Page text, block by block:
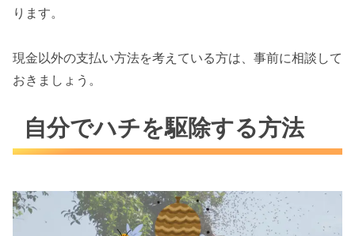
ります。
現金以外の支払い方法を考えている方は、事前に相談して
おきましょう。
自分でハチを駆除する方法